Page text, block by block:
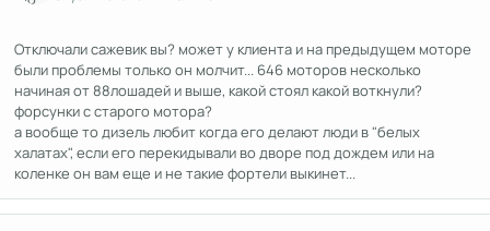
Отключали сажевик вы? может у клиента и на предыдущем моторе
были проблемы только он молчит... 646 моторов несколько
начиная от 88лошадей и выше, какой стоял какой воткнули?
форсунки с старого мотора?
а вообще то дизель любит когда его делают люди в "белых
халатах", если его перекидывали во дворе под дождем или на
коленке он вам еще и не такие фортели выкинет...